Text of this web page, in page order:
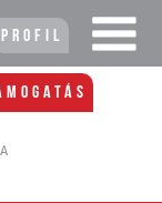
Profil